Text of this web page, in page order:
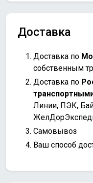
Доставка
Доставка по
собственным
Доставка по
Линии, ПЭК,
Самовывоз
Ваш способ